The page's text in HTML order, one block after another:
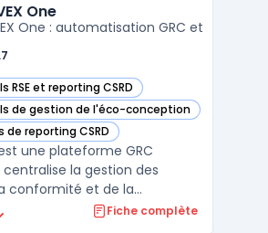
One
One : automatisation GRC et
RSE et reporting CSRD
One dans cette catégorie
de gestion de l'éco-conception
One dans cette catégorie
de reporting CSRD
One dans cette catégorie
une plateforme GRC
la gestion des
conformité et de la
Avec un large éventail
Fiche complète